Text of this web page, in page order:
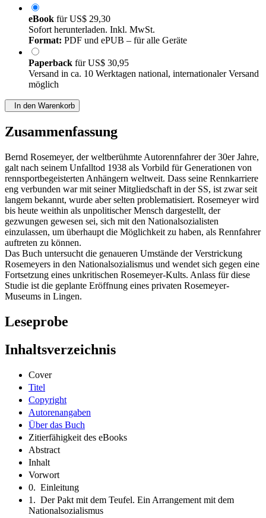
eBook fürUS$ 29,30
Sofort herunterladen. Inkl. MwSt.
Format: PDF und ePUB – für alle Geräte
Paperback fürUS$ 30,95
Versand in ca. 10 Werktagen national, internationaler Versand
möglich
In den Warenkorb
Zusammenfassung
Bernd Rosemeyer, der weltberühmte Autorennfahrer der 30er Jahre,
galt nach seinem Unfalltod 1938 als Vorbild für Generationen von
rennsportbegeisterten Anhängern weltweit. Dass seine Rennkarriere
eng verbunden war mit seiner Mitgliedschaft in der SS, ist zwar seit
langem bekannt, wurde aber selten problematisiert. Rosemeyer wird
bis heute weithin als unpolitischer Mensch dargestellt, der
gezwungen gewesen sei, sich mit den Nationalsozialisten
einzulassen, um überhaupt die Möglichkeit zu haben, als Rennfahrer
auftreten zu können.
Das Buch untersucht die genaueren Umstände der Verstrickung
Rosemeyers in den Nationalsozialismus und wendet sich gegen eine
Fortsetzung eines unkritischen Rosemeyer-Kults. Anlass für diese
Studie ist die geplante Eröffnung eines privaten Rosemeyer-
Museums in Lingen.
Leseprobe
Inhaltsverzeichnis
Cover
Titel
Copyright
Autorenangaben
Über das Buch
Zitierfähigkeit des eBooks
Abstract
Inhalt
Vorwort
0. Einleitung
1. Der Pakt mit dem Teufel. Ein Arrangement mit dem
Nationalsozialismus